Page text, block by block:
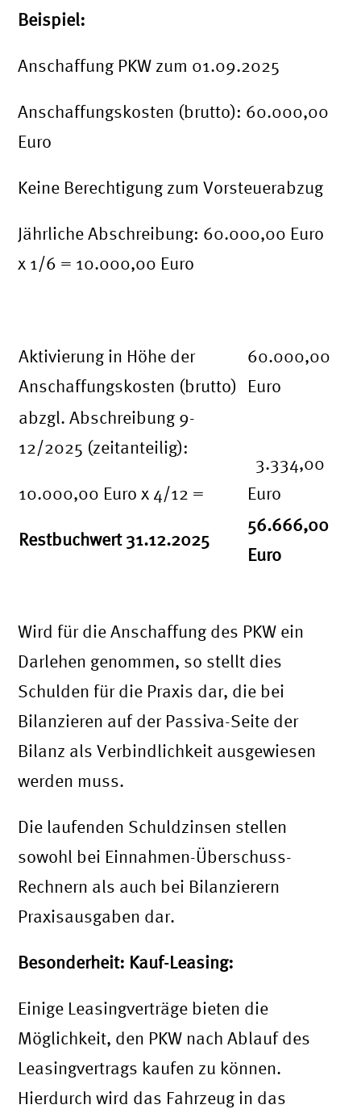
Beispiel:
Anschaffung PKW zum 01.09.2025
Anschaffungskosten (brutto): 60.000,00
Euro
Keine Berechtigung zum Vorsteuerabzug
Jährliche Abschreibung: 60.000,00 Euro
x 1/6 = 10.000,00 Euro
Aktivierung in Höhe der
Anschaffungskosten (brutto)
60.000,00
Euro
abzgl. Abschreibung 9-
12/2025 (zeitanteilig):
10.000,00 Euro x 4/12 =
3.334,00
Euro
Restbuchwert 31.12.2025
56.666,00
Euro
Wird für die Anschaffung des PKW ein
Darlehen genommen, so stellt dies
Schulden für die Praxis dar, die bei
Bilanzieren auf der Passiva-Seite der
Bilanz als Verbindlichkeit ausgewiesen
werden muss.
Die laufenden Schuldzinsen stellen
sowohl bei Einnahmen-Überschuss-
Rechnern als auch bei Bilanzierern
Praxisausgaben dar.
Besonderheit: Kauf-Leasing:
Einige Leasingverträge bieten die
Möglichkeit, den PKW nach Ablauf des
Leasingvertrags kaufen zu können.
Hierdurch wird das Fahrzeug in das